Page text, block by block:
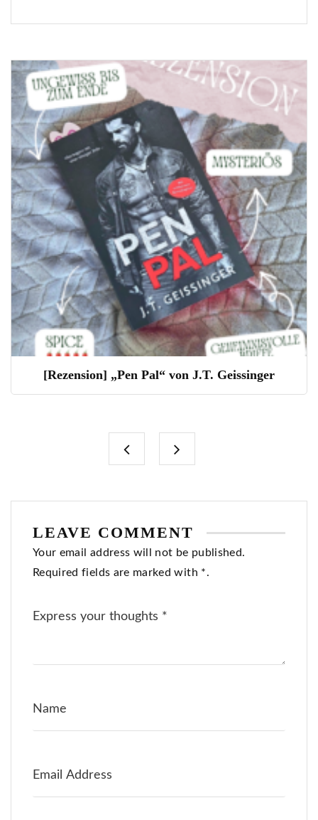
[Rezension] „Pen Pal“ von J.T. Geissinger
LEAVE COMMENT
Your email address will not be published.
Required fields are marked with *.